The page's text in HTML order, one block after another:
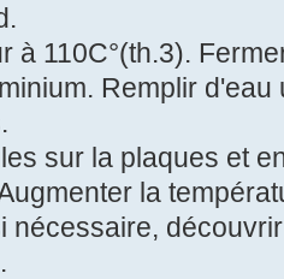
à 110C°(th.3).
Remplir
sur la plaques et
la
nécessaire,